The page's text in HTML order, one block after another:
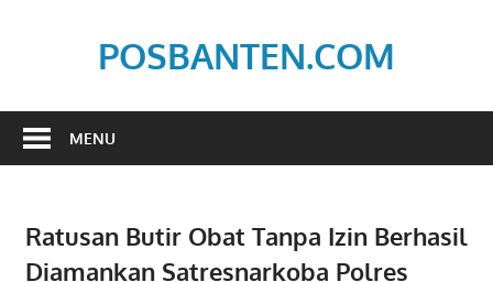
POSBANTEN.COM
Dan
MENU
Ratusan Butir Obat Tanpa Izin Berhasil
Diamankan Satresnarkoba Polres